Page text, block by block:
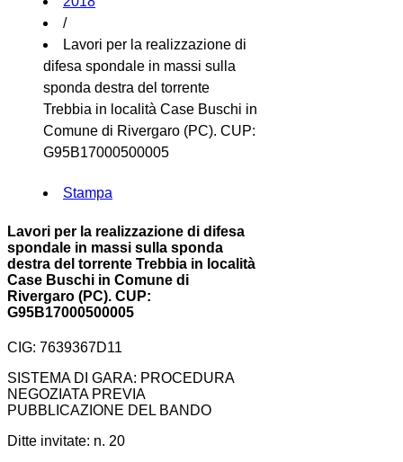
/
Lavori per la realizzazione di
difesa spondale in massi sulla
sponda destra del torrente
Trebbia in località Case Buschi in
Comune di Rivergaro (PC). CUP:
G95B17000500005
Stampa
Lavori per la realizzazione di difesa
spondale in massi sulla sponda
destra del torrente Trebbia in località
Case Buschi in Comune di
Rivergaro (PC). CUP:
G95B17000500005
CIG: 7639367D11
SISTEMA DI GARA: PROCEDURA
NEGOZIATA PREVIA
PUBBLICAZIONE DEL BANDO
Ditte invitate: n. 20